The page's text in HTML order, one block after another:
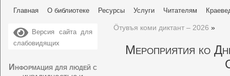
Главная О библиотеке Ресурсы Услуги Читателям
Версия сайта для
слабовидящих
Информация для людей с
Ӧтувъя коми диктант – 2026 »
Мероприятия ко